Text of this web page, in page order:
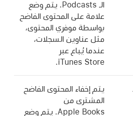
الـ Podcasts. يتم وضع
علامة على المحتوى الفاضح
بواسطة موفري المحتوى،
مثل عناوين السجلات،
عندما يُباع عبر
iTunes Store.
يتم إخفاء المحتوى الفاضح
المشترى من
Apple Books. يتم وضع